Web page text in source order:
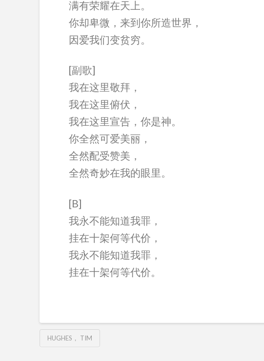
满有荣耀在天上。
你却卑微，来到你所造世界，
因爱我们变贫穷。
[副歌]
我在这里敬拜，
我在这里俯伏，
我在这里宣告，你是神。
你全然可爱美丽，
全然配受赞美，
全然奇妙在我的眼里。
[B]
我永不能知道我罪，
挂在十架何等代价，
我永不能知道我罪，
挂在十架何等代价。
HUGHES， TIM